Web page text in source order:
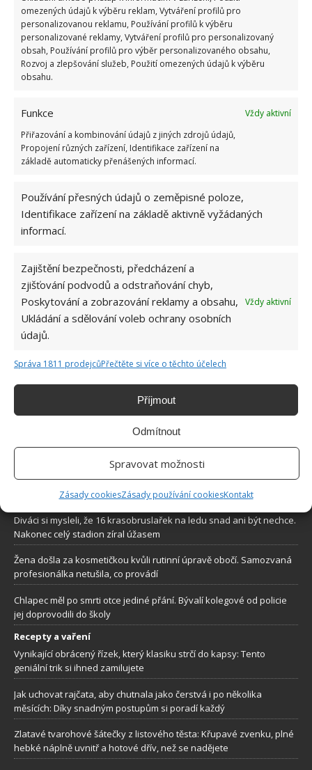
omezených údajů k výběru reklam, Vytváření profilů pro
personalizovanou reklamu, Používání profilů k výběru
personalizované reklamy, Vytváření profilů pro personalizovaný
obsah, Používání profilů pro výběr personalizovaného obsahu,
Rozvoj a zlepšování služeb, Použití omezených údajů k výběru
obsahu.
Funkce
Vždy aktivní
Přiřazování a kombinování údajů z jiných zdrojů údajů,
Propojení různých zařízení, Identifikace zařízení na
základě automaticky přenášených informací.
Používání přesných údajů o zeměpisné poloze,
Identifikace zařízení na základě aktivně vyžádaných
informací.
Zajištění bezpečnosti, předcházení a
zjišťování podvodů a odstraňování chyb,
Poskytování a zobrazování reklamy a obsahu,
Ukládání a sdělování voleb ochrany osobních
údajů.
Vždy aktivní
Správa 1811 prodejcůPřečtěte si více o těchto účelech
Příjmout
Odmítnout
Spravovat možnosti
Zásady cookiesZásady používání cookiesKontakt
Vaše okurky zůstanou čerstvé i měsíc po sklizni
díky tomuto lidovému fíglu
5.8.2026
Tato lidová past zachytí všechny mouchy a vosy
O WEBU
aktuální trendy, praktické rady i inspirativní fotografie najdete na
kůži, když jim řekne, kdo se o něho postaral
Ze zástupkyně šerifa se stala hrdinka. Kamera zachytila záchranu
chlapce, který zkolaboval na hřišti
Diváci si mysleli, že 16 krasobruslařek na ledu snad ani být nechce.
Nakonec celý stadion zíral úžasem
Žena došla za kosmetičkou kvůli rutinní úpravě obočí. Samozvaná
profesionálka netušila, co provádí
Chlapec měl po smrti otce jediné přání. Bývalí kolegové od policie
jej doprovodili do školy
Recepty a vaření
Vynikající obrácený řízek, který klasiku strčí do kapsy: Tento
geniální trik si ihned zamilujete
Jak uchovat rajčata, aby chutnala jako čerstvá i po několika
měsících: Díky snadným postupům si poradí každý
Zlatavé tvarohové šátečky z listového těsta: Křupavé zvenku, plné
hebké náplně uvnitř a hotové dřív, než se nadějete